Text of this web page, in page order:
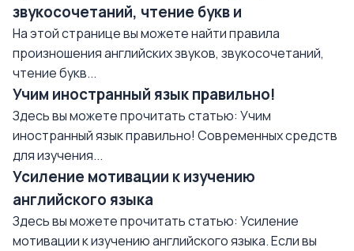
звукосочетаний, чтение букв и
На этой странице вы можете найти правила
произношения английских звуков, звукосочетаний,
чтение букв...
Учим иностранный язык правильно!
Здесь вы можете прочитать статью: Учим
иностранный язык правильно! Современных средств
для изучения...
Усиление мотивации к изучению
английского языка
Здесь вы можете прочитать статью: Усиление
мотивации к изучению английского языка. Если вы